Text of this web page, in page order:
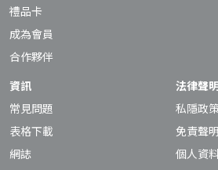
禮品卡
成為會員
合作夥伴
資訊
常見問題
表格下載
網誌
法律聲
私隱政
免責聲明
個人資